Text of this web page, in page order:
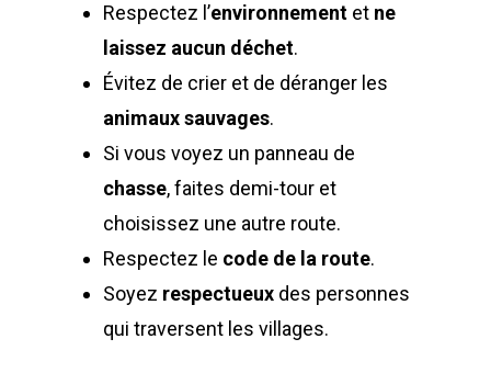
Respectez l’environnement et ne
laissez aucun déchet.
Évitez de crier et de déranger les
animaux sauvages.
Si vous voyez un panneau de
chasse, faites demi-tour et
choisissez une autre route.
Respectez le code de la route.
Soyez respectueux des personnes
qui traversent les villages.